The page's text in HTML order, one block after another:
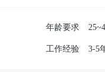
年龄要求
工作经验 3-5